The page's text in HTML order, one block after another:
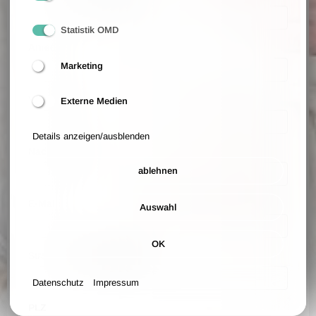
Vorname
Statistik OMD
Marketing
Externe Medien
Details anzeigen/ausblenden
ablehnen
Auswahl
OK
Datenschutz Impressum